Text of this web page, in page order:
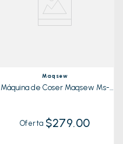
Maqsew
Máquina de Coser Maqsew Ms-
Oferta $279.00